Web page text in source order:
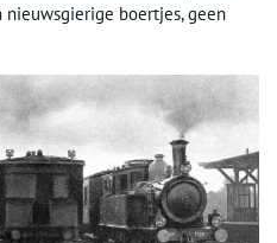
boertjes, geen